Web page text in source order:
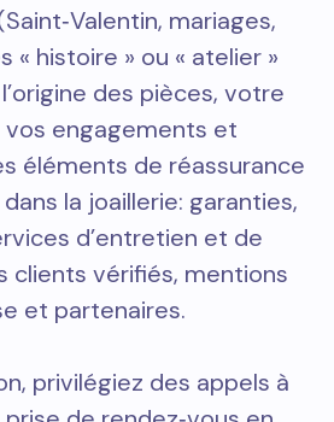
mariages,
« histoire » ou « atelier »
des pièces, votre
vos engagements et
éléments de réassurance
la joaillerie: garanties,
d’entretien et de
clients vérifiés, mentions
et partenaires.
privilégiez des appels à